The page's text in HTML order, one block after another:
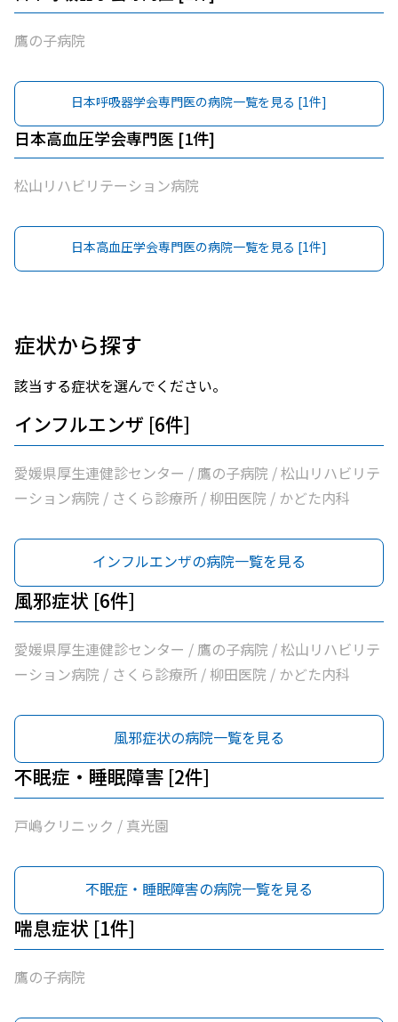
鷹の子病院
日本呼吸器学会専門医の病院一覧を見る [1件]
日本高血圧学会専門医 [1件]
松山リハビリテーション病院
日本高血圧学会専門医の病院一覧を見る [1件]
症状から探す
該当する症状を選んでください。
インフルエンザ [6件]
愛媛県厚生連健診センター / 鷹の子病院 / 松山リハビリテ
ーション病院 / さくら診療所 / 柳田医院 / かどた内科
インフルエンザの病院一覧を見る
風邪症状 [6件]
愛媛県厚生連健診センター / 鷹の子病院 / 松山リハビリテ
ーション病院 / さくら診療所 / 柳田医院 / かどた内科
風邪症状の病院一覧を見る
不眠症・睡眠障害 [2件]
戸嶋クリニック / 真光園
不眠症・睡眠障害の病院一覧を見る
喘息症状 [1件]
鷹の子病院